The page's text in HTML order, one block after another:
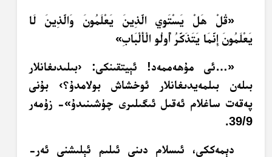
«قُلْ هَلْ يَسْتَوِي الَّذِينَ يَعْلَمُونَ وَالَّذِينَ لَا
يَعْلَمُونَ إِنَّمَا يَتَذَكَّرُ أُولُو الْأَلْبَابِ»
«…ئى مۇھەممەد! ئېيتقىنكى: ‹بىلىدىغانلار
بىلەن بىلمەيدىغانلار ئوخشاش بولامدۇ؟› بۇنى
پەقەت ساغلام ئەقىل ئىگىلىرى چۈشىنىدۇ»- زۇمەر
39/9.
دېمەككى، ئىسلام دىنى ئىلىم ئېلىشنى ئەر-